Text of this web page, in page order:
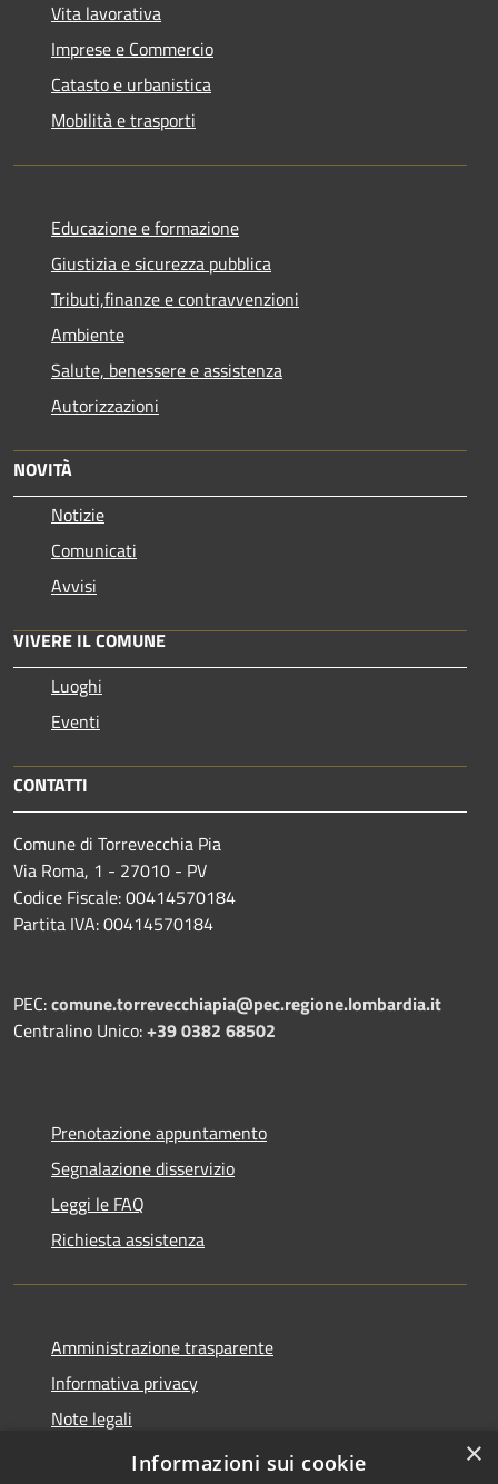
Vita lavorativa
Imprese e Commercio
Catasto e urbanistica
Mobilità e trasporti
Educazione e formazione
Giustizia e sicurezza pubblica
Tributi,finanze e contravvenzioni
Ambiente
Salute, benessere e assistenza
Autorizzazioni
NOVITÀ
Notizie
Comunicati
Avvisi
VIVERE IL COMUNE
Luoghi
Eventi
CONTATTI
Comune di Torrevecchia Pia
Via Roma, 1 - 27010 - PV
Codice Fiscale: 00414570184
Partita IVA: 00414570184
PEC:comune.torrevecchiapia@pec.regione.lombardia.it
Centralino Unico:+39 0382 68502
Prenotazione appuntamento
Segnalazione disservizio
Leggi le FAQ
Richiesta assistenza
Amministrazione trasparente
Informativa privacy
Note legali
Dichiarazione di accessibilità
×
Informazioni sui cookie